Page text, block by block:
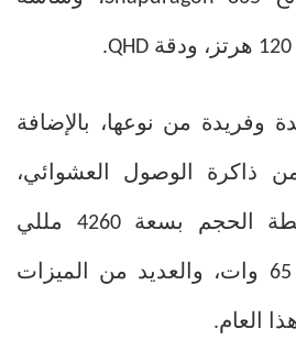
وفريدة من نوعها، بالإضافة
من ذاكرة الوصول العشوائي،
هناك بطارية متوسطة الحجم بسعة 4260 مللي
أمبير، شاحن سريع 65 وات، والعديد من الميزات
العام.